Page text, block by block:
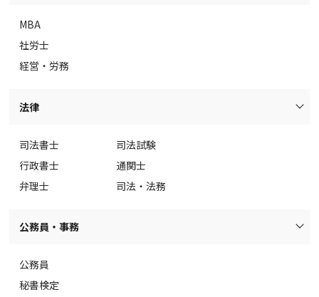
MBA
社労士
経営・労務
法律
司法書士
行政書士
弁理士
司法試験
通関士
司法・法務
公務員・事務
公務員
秘書検定